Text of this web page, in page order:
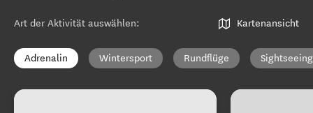
Art der Aktivität auswählen: Kartenansicht
Adrenalin Wintersport Rundflüge Sightseeing